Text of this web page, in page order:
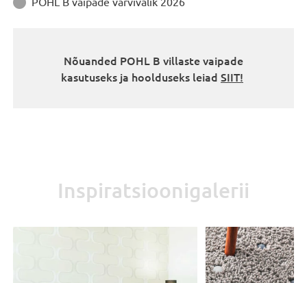

Nõuanded POHL B villaste vaipade
kasutuseks ja hoolduseks leiad SIIT!
Inspiratsioonigalerii